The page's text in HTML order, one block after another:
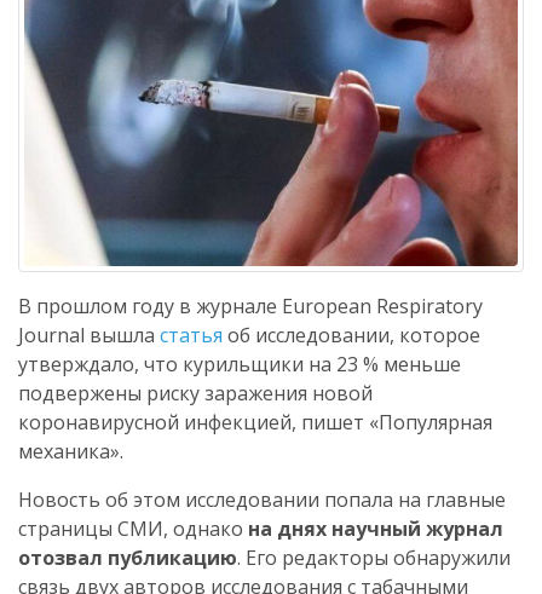
В прошлом году в журнале European Respiratory
Journal вышла статья об исследовании, которое
утверждало, что курильщики на 23 % меньше
подвержены риску заражения новой
коронавирусной инфекцией, пишет «Популярная
механика».
Новость об этом исследовании попала на главные
страницы СМИ, однако на днях научный журнал
отозвал публикацию. Его редакторы обнаружили
связь двух авторов исследования с табачными